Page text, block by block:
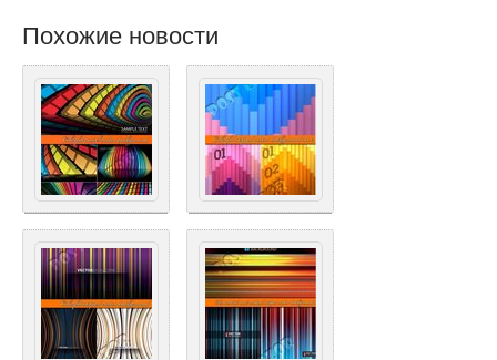
Похожие новости